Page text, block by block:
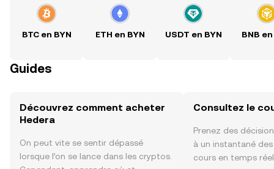
BTC en BYN ETH en BYN USDT en BYN BNB en
Guides
Découvrez comment acheter
Hedera
On peut vite se sentir dépassé
lorsque l’on se lance dans les cryptos.
Consultez le
Prenez des
à un instantané
cours en temps